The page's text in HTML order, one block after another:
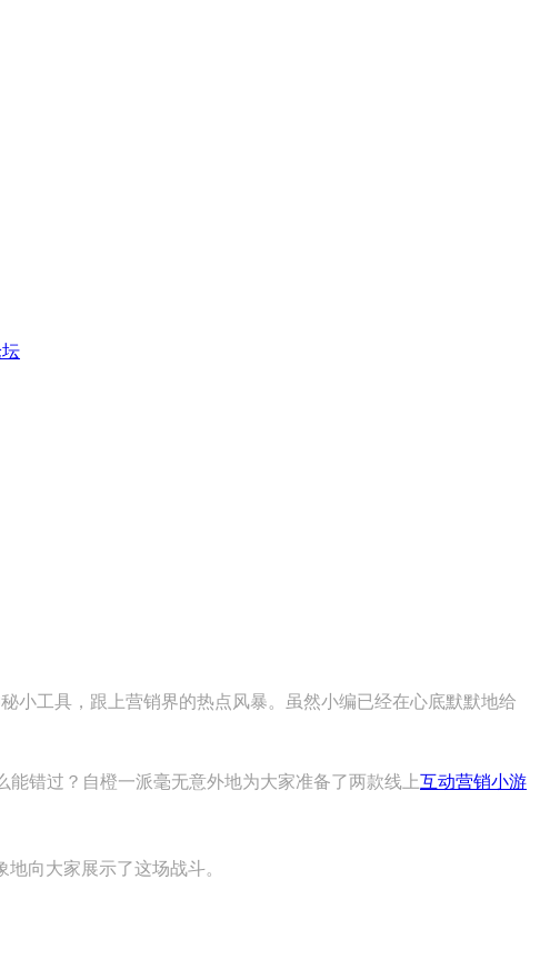
工具，跟上营销界的热点风暴。虽然小编已经在心底默默地给
错过？自橙一派毫无意外地为大家准备了两款线上互动营销小游
向大家展示了这场战斗。